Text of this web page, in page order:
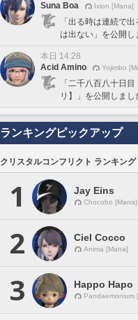
Suna Boa
Ixion [Mana]
「出る時は連続で
は出ない」を公開し
本日 14:28
Acid Amino
Yojimbo
「二千八百八十日
リ】」を公開しまし
ランキングピックアップ
クリスタルコンフリクト ランキング
1 Jay Eins
Chocobo [Mana]
2 Ciel Cocco
Anima [Mana]
3 Happo Hapo
Pandaemonium